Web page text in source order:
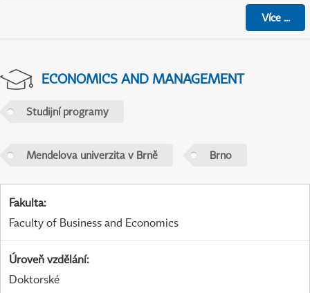
Více...
ECONOMICS AND MANAGEMENT
Studijní programy
Mendelova univerzita v Brně Brno
Fakulta:
Faculty of Business and Economics
Úroveň vzdělání:
Doktorské